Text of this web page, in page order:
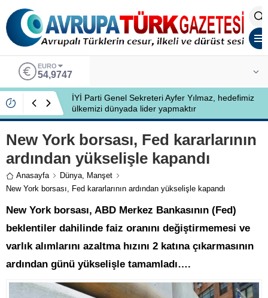
EURO
54,9747
İYİ Parti Genel Sekreteri Ayfer Yılmaz, hedefimiz
ülkemizi dünyada lider yapmaktır
New York borsası, Fed kararlarının
ardından yükselişle kapandı
Anasayfa Dünya, Manşet
New York borsası, Fed kararlarının ardından yükselişle kapandı
New York borsası, ABD Merkez Bankasının (Fed)
beklentiler dahilinde faiz oranını değiştirmemesi ve
varlık alımlarını azaltma hızını 2 katına çıkarmasının
ardından günü yükselişle tamamladı….